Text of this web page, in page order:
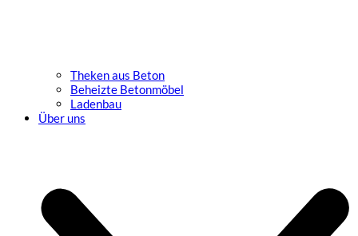
Theken aus Beton
Beheizte Betonmöbel
Ladenbau
Über uns